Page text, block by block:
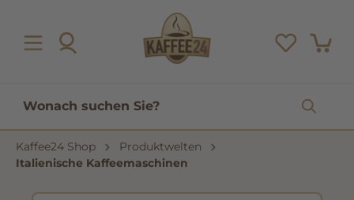
Kaffee24 Shop
Produktwelten
Italienische Kaffeemaschinen